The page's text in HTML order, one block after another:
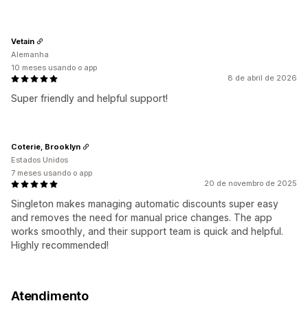
8 de abril de 2026
Super friendly and helpful support!
Vetain
Alemanha
10 meses usando o app
20 de novembro de 2025
Singleton makes managing automatic discounts super easy
and removes the need for manual price changes. The app
works smoothly, and their support team is quick and helpful.
Highly recommended!
Coterie, Brooklyn
Estados Unidos
7 meses usando o app
Atendimento